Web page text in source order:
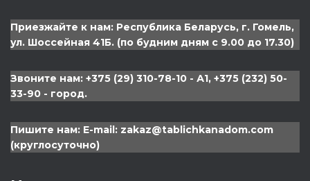
Приезжайте к нам: Республика Беларусь, г. Гомель,
ул. Шоссейная 41Б. (по будним дням с 9.00 до 17.30)
Звоните нам: +375 (29) 310-78-10 - А1, +375 (232) 50-
33-90 - город.
Пишите нам: Е-mail: zakaz@tablichkanadom.com
(круглосуточно)